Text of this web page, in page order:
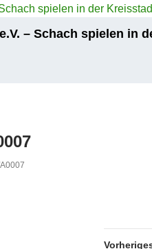
– Schach spielen in